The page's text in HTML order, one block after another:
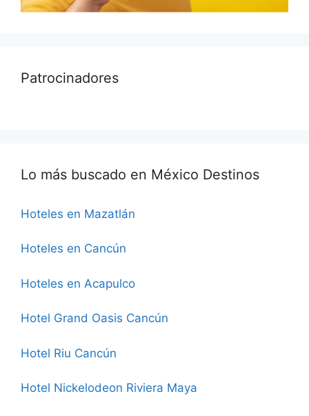
Patrocinadores
Lo más buscado en México Destinos
Hoteles en Mazatlán
Hoteles en Cancún
Hoteles en Acapulco
Hotel Grand Oasis Cancún
Hotel Riu Cancún
Hotel Nickelodeon Riviera Maya